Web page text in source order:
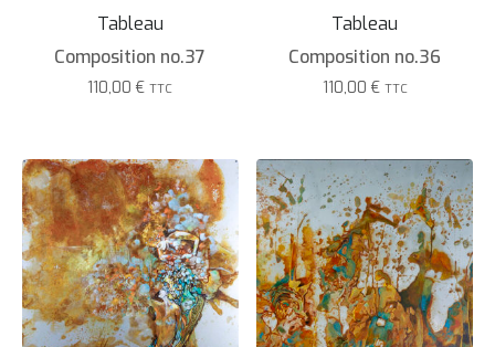
Tableau
Composition no.37
110,00€ TTC
Tableau
Composition no.36
110,00 € TTC